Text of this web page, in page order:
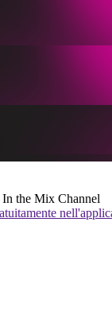
the Mix Channel